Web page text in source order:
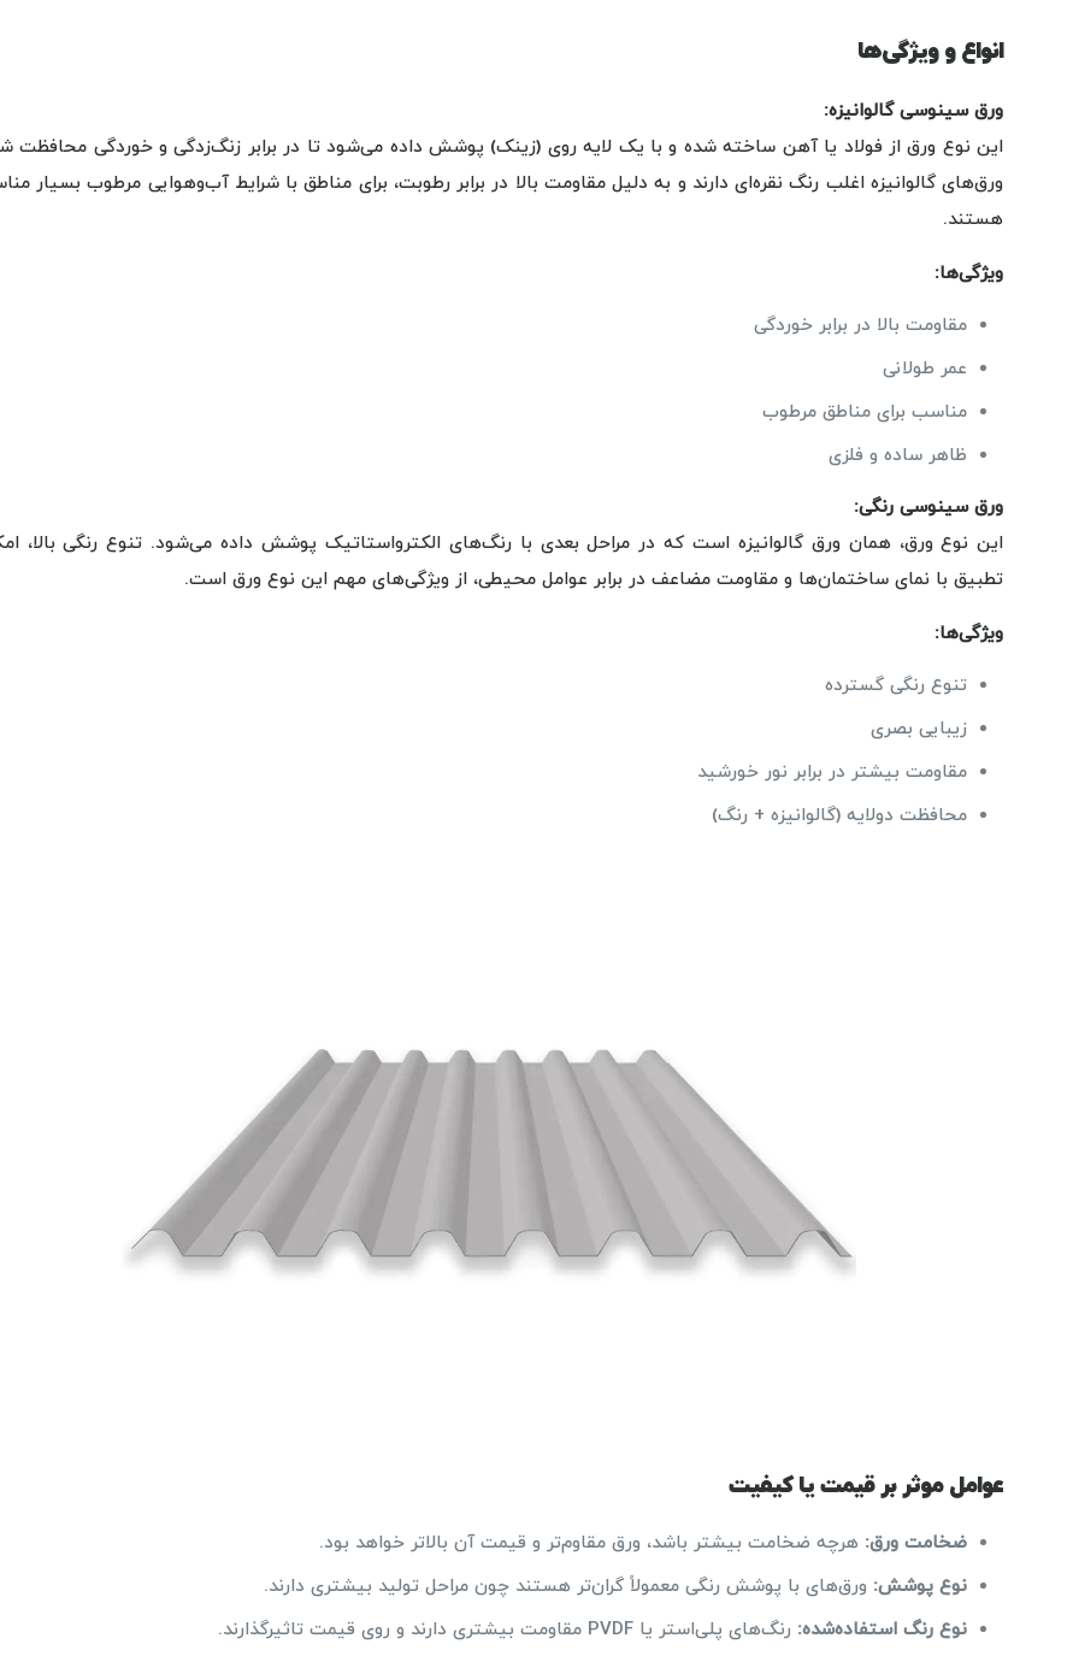
انواع و ویژگی‌ها
ورق سینوسی گالوانیزه:
این نوع ورق از فولاد یا آهن ساخته شده و با یک لایه روی (زینک) پوشش داده می‌شود تا در برابر زنگ‌زدگی و خوردگی محافظت
ورق‌های گالوانیزه اغلب رنگ نقره‌ای دارند و به دلیل مقاومت بالا در برابر رطوبت، برای مناطق با شرایط آب‌و‌هوایی مرطوب بسیار
هستند.
ویژگی‌ها:
مقاومت بالا در برابر خوردگی
عمر طولانی
مناسب برای مناطق مرطوب
ظاهر ساده و فلزی
ورق سینوسی رنگی:
این نوع ورق، همان ورق گالوانیزه است که در مراحل بعدی با رنگ‌های الکترواستاتیک پوشش داده می‌شود. تنوع رنگی بالا،
تطبیق با نمای ساختمان‌ها و مقاومت مضاعف در برابر عوامل محیطی، از ویژگی‌های مهم این نوع ورق است.
ویژگی‌ها:
تنوع رنگی گسترده
زیبایی بصری
مقاومت بیشتر در برابر نور خورشید
محافظت دو‌لایه (گالوانیزه + رنگ)
عوامل موثر بر قیمت یا کیفیت
ضخامت ورق: هرچه ضخامت بیشتر باشد، ورق مقاوم‌تر و قیمت آن بالاتر خواهد بود.
نوع پوشش: ورق‌های با پوشش رنگی معمولاً گران‌تر هستند چون مراحل تولید بیشتری دارند.
نوع رنگ استفاده‌شده: رنگ‌های پلی‌استر یا PVDF مقاومت بیشتری دارند و روی قیمت تاثیرگذارند.